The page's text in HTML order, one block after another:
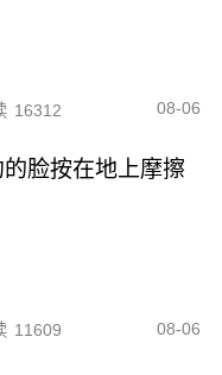
16312 08-06
脸按在地上摩擦
11609 08-06